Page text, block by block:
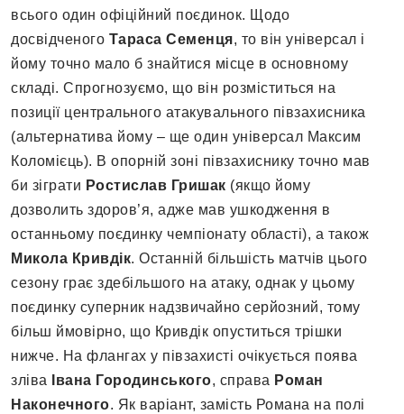
всього один офіційний поєдинок. Щодо
досвідченого Тараса Семенця, то він універсал і
йому точно мало б знайтися місце в основному
складі. Спрогнозуємо, що він розміститься на
позиції центрального атакувального півзахисника
(альтернатива йому – ще один універсал Максим
Коломієць). В опорній зоні півзахиснику точно мав
би зіграти Ростислав Гришак (якщо йому
дозволить здоров’я, адже мав ушкодження в
останньому поєдинку чемпіонату області), а також
Микола Кривдік. Останній більшість матчів цього
сезону грає здебільшого на атаку, однак у цьому
поєдинку суперник надзвичайно серйозний, тому
більш ймовірно, що Кривдік опуститься трішки
нижче. На флангах у півзахисті очікується поява
зліва
Івана Городинського, справа Роман
Наконечного. Як варіант, замість Романа на полі